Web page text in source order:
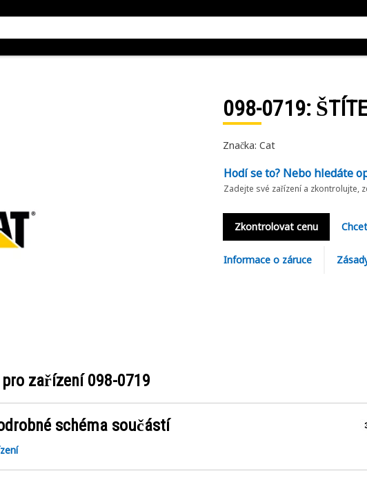
098-0719:
Značka: Cat
Hodí se to? Nebo hledáte
Zadejte své zařízení a zkontrolujte,
Zkontrolovat cenu
Informace o záruce
zařízení098-0719
schéma součástí